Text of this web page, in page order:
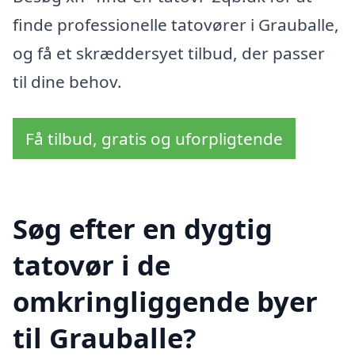
finde professionelle tatovører i Grauballe,
og få et skræddersyet tilbud, der passer
til dine behov.
Få tilbud, gratis og uforpligtende
Søg efter en dygtig
tatovør i de
omkringliggende byer
til Grauballe?